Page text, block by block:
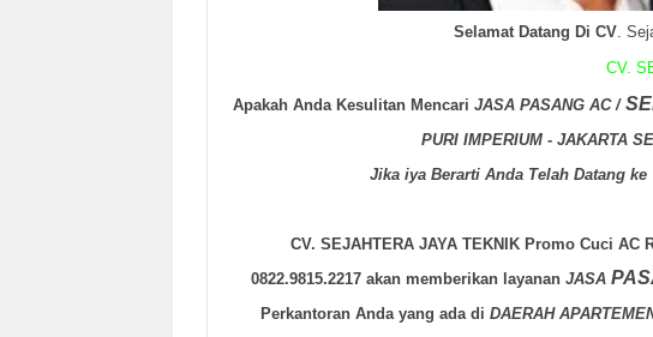
Selamat Datang Di CV .
CV.
Apakah Anda Kesulitan Mencari JASA PASANG AC /
PURI IMPERIUM - JAKARTA
Jika iya Berarti Anda Telah Datang
CV. SEJAHTERA JAYA TEKNIK Promo Cuci AC
0822.9815.2217 akan memberikan layanan JASA
Perkantoran Anda yang ada di DAERAH